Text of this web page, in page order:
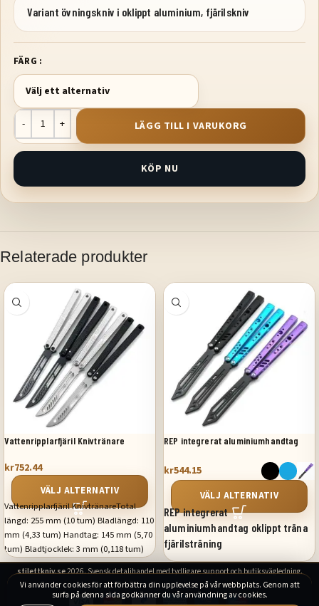
Variant övningskniv i oklippt aluminium, fjärilskniv
FÄRG
LÄGG TILL I VARUKORG
KÖP NU
Relaterade produkter
Vattenripplarfjäril Knivtränare
kr752.44
VÄLJ ALTERNATIV
Vattenripplarfjäril KnivtränareTotal
längd: 255 mm (10 tum) Bladlängd: 110
mm (4,33 tum) Handtag: 145 mm (5,70
tum) Bladtjocklek: 3 mm (0,118 tum)
Bladbredd: 26,8 mm (1,05 tum)
Handtagstjocklek: 12,6 mm (0,49 tum)
Hårdhet: 56-58HRC Bladmaterial: 440
REP integrerat aluminiumhandtag
kr544.15
VÄLJ ALTERNATIV
REP integrerat
aluminiumhandtag oklippt träna
fjärilsträning
Total längd: 252 mm (9,92 tum)
Bladlängd: 115 mm (4,52 tum)
Handtagslängd: 137 mm (5,39 tum)
stilettkniv.se2026. Svensk detaljhandel med tydligare support och butiksvägledning.
Vi använder cookies för att förbättra din upplevelse på vår webbplats. Genom att
surfa på denna sida godkänner du vår användning av cookies.